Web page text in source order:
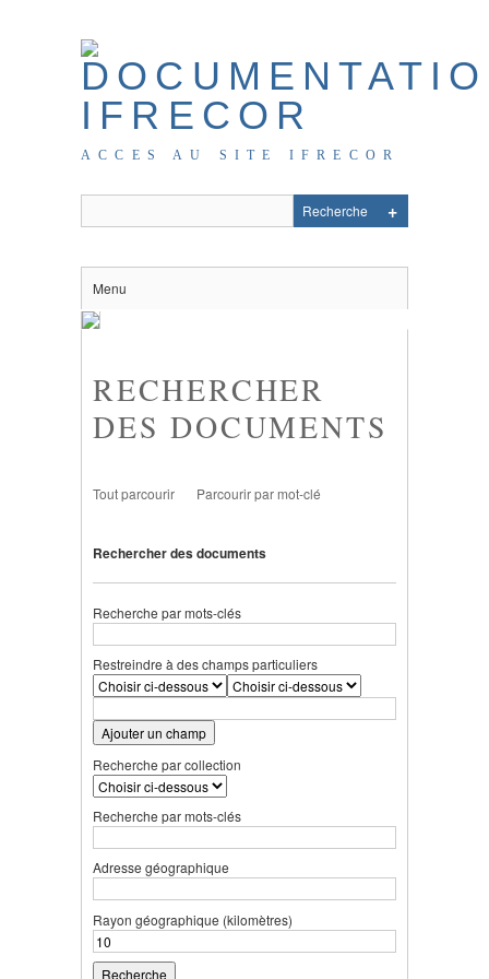
ACCES AU SITE IFRECOR
Menu
RECHERCHER
DES DOCUMENTS
Tout parcourir Parcourir par mot-clé
Rechercher des documents
Recherche par mots-clés
Restreindre à des champs particuliers
Ajouter un champ
Recherche par collection
Recherche par mots-clés
Adresse géographique
Rayon géographique (kilomètres)